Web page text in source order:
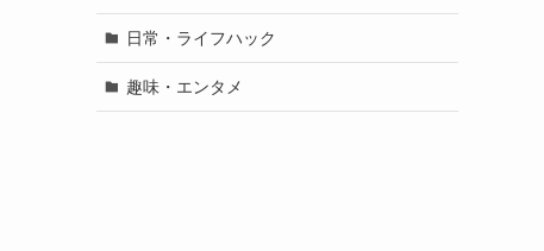
日常・ライフハック
趣味・エンタメ